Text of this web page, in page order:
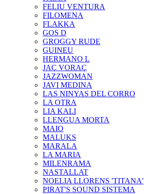
FELIU VENTURA
FILOMENA
FLAKKA
GOS D
GROGGY RUDE
GUINEU
HERMANO L
JAÇ VORAÇ
JAZZWOMAN
JAVI MEDINA
LAS NINYAS DEL CORRO
LA OTRA
LIA KALI
LLENGUA MORTA
MAIO
MALUKS
MARALA
LA MARIA
MILENRAMA
NASTALLAT
NOELIA LLORENS 'TITANA'
PIRAT'S SOUND SISTEMA